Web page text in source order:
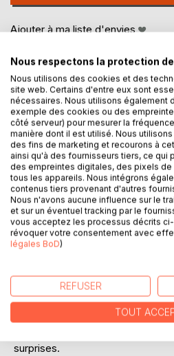
Ajouter à ma liste d'envies
DESCRIPTION
Sarah et Charles, des jumeaux
mystérieusement d'une école
Située dans un milieu hostile,
l'affaire. Nathan, un jeune
preuves est donc engagé pour
Entre secrets bien gardés,
surprises.
Nous respectons la protection
Nous utilisons des cookies et des
site web. Certains d'entre eux sont
nécessaires. Nous utilisons également
exemple des cookies ou des
côté serveur) pour mesurer la
manière dont il est utilisé. Nous
des fins de marketing et recourons à
ainsi qu'à des fournisseurs tiers, ce
des empreintes digitales, des pixels
tous les appareils. Nous intégrons
contenus tiers provenant d'autres
Nous n'avons aucune influence sur le
et sur un éventuel tracking par le
vous acceptez les processus décrits
révoquer votre consentement avec
légales BoD)
REFUSER
TOUT